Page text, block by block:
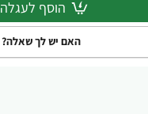
הוסף לעגלה
האם יש לך שאלה?